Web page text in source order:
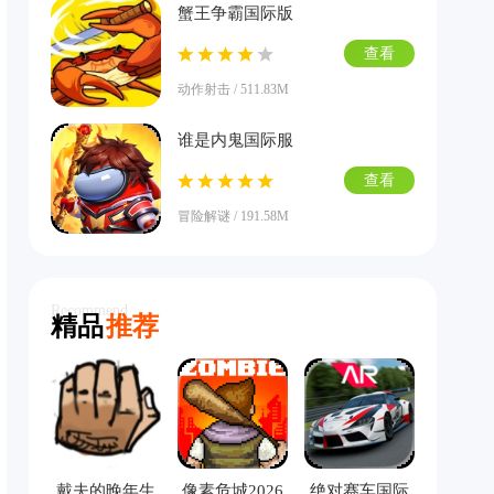
蟹王争霸国际版
动作射击 / 511.83M
查看
谁是内鬼国际服
冒险解谜 / 191.58M
查看
精品推荐
Recommend